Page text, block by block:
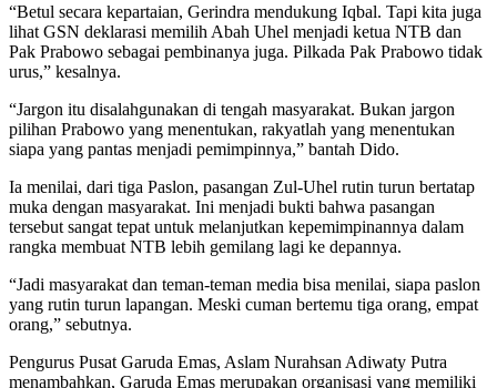
“Betul secara kepartaian, Gerindra mendukung Iqbal. Tapi kita juga
lihat GSN deklarasi memilih Abah Uhel menjadi ketua NTB dan
Pak Prabowo sebagai pembinanya juga. Pilkada Pak Prabowo tidak
urus,” kesalnya.
“Jargon itu disalahgunakan di tengah masyarakat. Bukan jargon
pilihan Prabowo yang menentukan, rakyatlah yang menentukan
siapa yang pantas menjadi pemimpinnya,” bantah Dido.
Ia menilai, dari tiga Paslon, pasangan Zul-Uhel rutin turun bertatap
muka dengan masyarakat. Ini menjadi bukti bahwa pasangan
tersebut sangat tepat untuk melanjutkan kepemimpinannya dalam
rangka membuat NTB lebih gemilang lagi ke depannya.
“Jadi masyarakat dan teman-teman media bisa menilai, siapa paslon
yang rutin turun lapangan. Meski cuman bertemu tiga orang, empat
orang,” sebutnya.
Pengurus Pusat Garuda Emas, Aslam Nurahsan Adiwaty Putra
menambahkan, Garuda Emas merupakan organisasi yang memiliki